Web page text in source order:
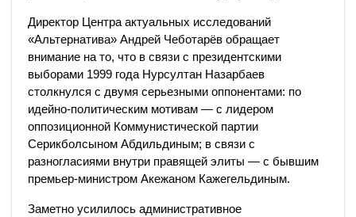
Директор Центра актуальных исследований
«Альтернатива» Андрей Чеботарёв обращает
внимание на то, что в связи с президентскими
выборами 1999 года Нурсултан Назарбаев
столкнулся с двумя серьезными оппонентами: по
идейно-политическим мотивам — с лидером
оппозиционной Коммунистической партии
Серикболсыном Абдильдиным; в связи с
разногласиями внутри правящей элиты — с бывшим
премьер-министром Акежаном Кажегельдиным.
Заметно усилилось административное